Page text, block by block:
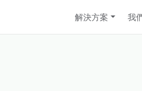
解決方案 我